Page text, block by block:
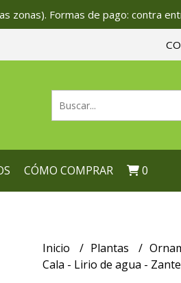
zonas). Formas de pago: contra
CÓMO COMPRAR 0
Inicio Plantas
Cala - Lirio de agua -